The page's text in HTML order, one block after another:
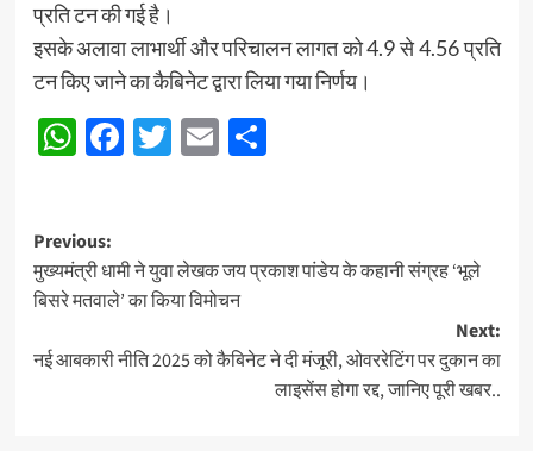
प्रति टन की गई है।
इसके अलावा लाभार्थी और परिचालन लागत को 4.9 से 4.56 प्रति
टन किए जाने का कैबिनेट द्वारा लिया गया निर्णय।
WhatsApp
Facebook
Twitter
EmailShare
Post
navigation
Previous:
मुख्यमंत्री धामी ने युवा लेखक जय प्रकाश पांडेय के कहानी संग्रह ‘भूले
बिसरे मतवाले’ का किया विमोचन
Next:
नई आबकारी नीति 2025 को कैबिनेट ने दी मंजूरी, ओवररेटिंग पर दुकान का
लाइसेंस होगा रद्द, जानिए पूरी खबर..